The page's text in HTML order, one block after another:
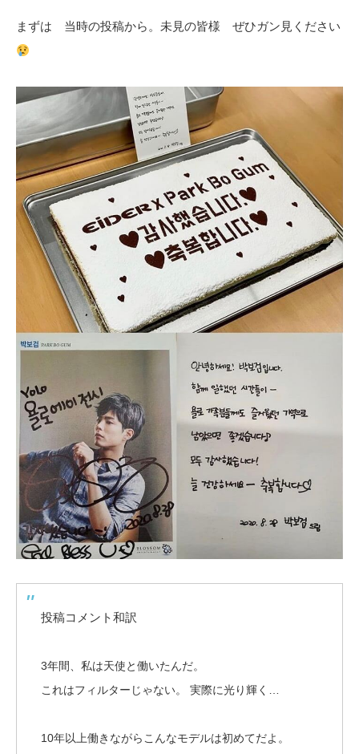
まずは 当時の投稿から。未見の皆様 ぜひガン見ください
投稿コメント和訳
3年間、私は天使と働いたんだ。
これはフィルターじゃない。 実際に光り輝く…
10年以上働きながらこんなモデルは初めてだよ。